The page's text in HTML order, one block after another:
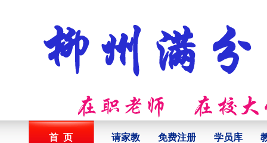
首 页 请家教 免费注册 学员库